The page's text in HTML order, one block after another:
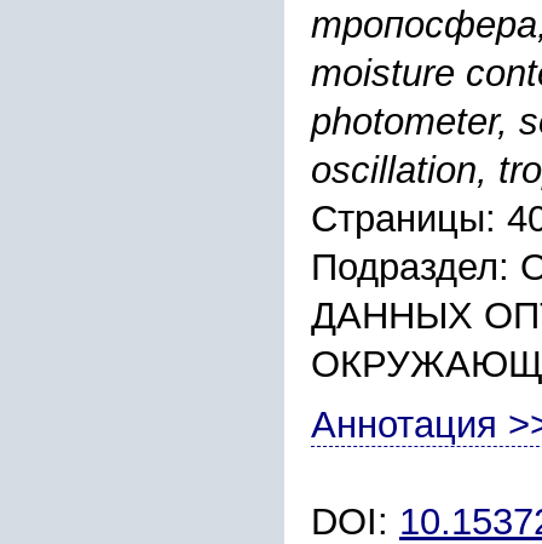
moisture
photometer,
oscillation,
Страницы:
ДАННЫХ
Аннотация
DOI: